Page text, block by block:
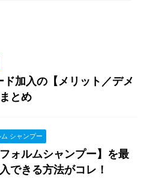
ド加入の【メリット／デメ
とめ
シャンプー
ォルムシャンプー】を最
できる方法がコレ！